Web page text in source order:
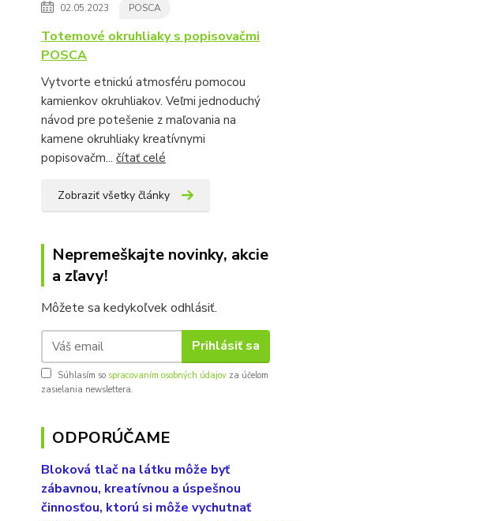
02.05.2023 POSCA
Totemové okruhliaky s popisovačmi
POSCA
Vytvorte etnickú atmosféru pomocou
kamienkov okruhliakov. Veľmi jednoduchý
návod pre potešenie z maľovania na
kamene okruhliaky kreatívnymi
popisovačm... čítať celé
Zobraziť všetky články
Nepremeškajte novinky, akcie
a zľavy!
Môžete sa kedykoľvek odhlásiť.
Prihlásiť sa
Súhlasím so spracovaním osobných údajov za účelom
zasielania newslettera.
ODPORÚČAME
Bloková tlač na látku môže byť
zábavnou, kreatívnou a úspešnou
činnosťou, ktorú si môže vychutnať